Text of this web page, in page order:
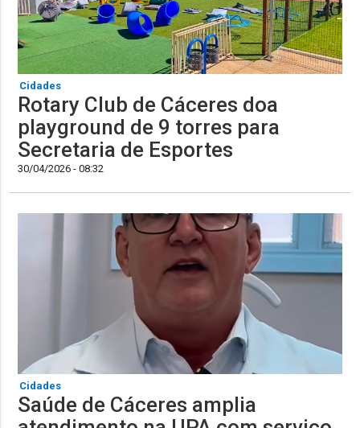
Cidades
Rotary Club de Cáceres doa
playground de 9 torres para
Secretaria de Esportes
30/04/2026 - 08:32
Cidades
Saúde de Cáceres amplia